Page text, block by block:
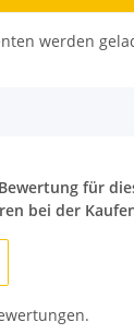
werden
für
bei der